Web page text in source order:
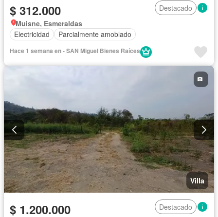
$ 312.000
Destacado
Muisne, Esmeraldas
Electricidad
Parcialmente amoblado
Hace 1 semana en - SAN Miguel Bienes Raíces
Villa
$ 1.200.000
Destacado